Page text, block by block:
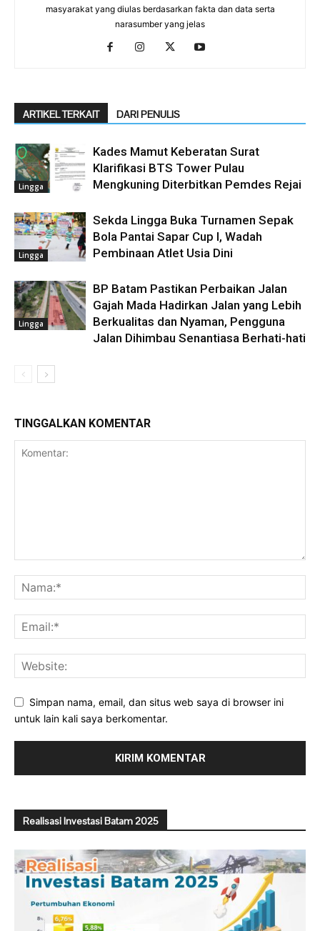
masyarakat yang diulas berdasarkan fakta dan data serta
narasumber yang jelas
ARTIKEL TERKAIT DARI PENULIS
Lingga
Kades Mamut Keberatan Surat
Klarifikasi BTS Tower Pulau
Mengkuning Diterbitkan Pemdes Rejai
Lingga
Sekda Lingga Buka Turnamen Sepak
Bola Pantai Sapar Cup I, Wadah
Pembinaan Atlet Usia Dini
Lingga
BP Batam Pastikan Perbaikan Jalan
Gajah Mada Hadirkan Jalan yang Lebih
Berkualitas dan Nyaman, Pengguna
Jalan Dihimbau Senantiasa Berhati-hati
TINGGALKAN KOMENTAR
Simpan nama, email, dan situs web saya di browser ini
untuk lain kali saya berkomentar.
Realisasi Investasi Batam 2025